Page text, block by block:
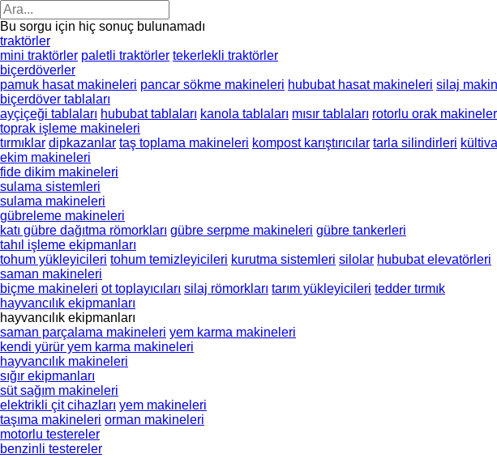
Bu sorgu için hiç sonuç bulunamadı
traktörler
mini traktörler paletli traktörler tekerlekli traktörler
biçerdöverler
pamuk hasat makineleri pancar sökme makineleri hububat hasat makineleri silaj
biçerdöver tablaları
ayçiçeği tablaları hububat tablaları kanola tablaları mısır tablaları rotorlu orak
toprak işleme makineleri
tırmıklar dipkazanlar taş toplama makineleri kompost karıştırıcılar tarla silindirleri
ekim makineleri
fide dikim makineleri
sulama sistemleri
sulama makineleri
gübreleme makineleri
katı gübre dağıtma römorkları gübre serpme makineleri gübre tankerleri
tahıl işleme ekipmanları
tohum yükleyicileri tohum temizleyicileri kurutma sistemleri silolar hububat elevatörleri
saman makineleri
biçme makineleri ot toplayıcıları silaj römorkları tarım yükleyicileri tedder tırmık
hayvancılık ekipmanları
hayvancılık ekipmanları
saman parçalama makineleri yem karma makineleri
kendi yürür yem karma makineleri
hayvancılık makineleri
sığır ekipmanları
süt sağım makineleri
elektrikli çit cihazları yem makineleri
taşıma makineleri orman makineleri
motorlu testereler
benzinli testereler